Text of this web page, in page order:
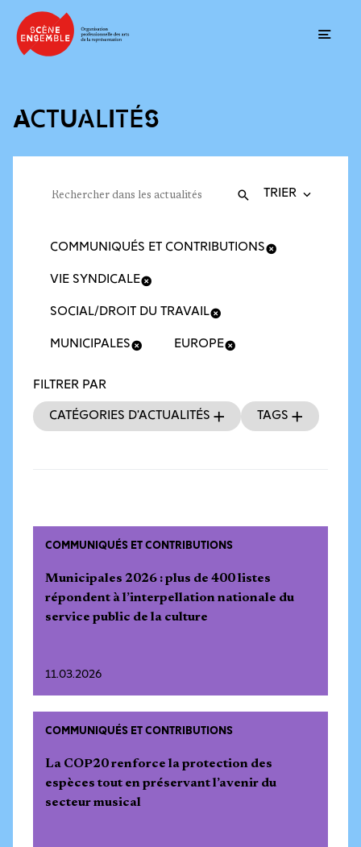
ACTUALITÉS
Recherche
Valider
FILTRER PAR
Catégories d’actualités Tags
COMMUNIQUÉS ET CONTRIBUTIONS
VIE SYNDICALE
SOCIAL/DROIT DU TRAVAIL
MUNICIPALES EUROPE
COMMUNIQUÉS ET CONTRIBUTIONS
Municipales 2026 : plus de 400 listes
répondent à l’interpellation nationale du
service public de la culture
11.03.2026
COMMUNIQUÉS ET CONTRIBUTIONS
La COP20 renforce la protection des
espèces tout en préservant l’avenir du
secteur musical